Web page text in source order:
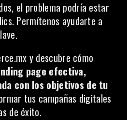
el problema podría estar
Permítenos ayudarte a
y descubre cómo
page efectiva,
con los objetivos de tu
tus campañas digitales
de éxito.